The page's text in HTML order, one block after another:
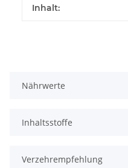
Inhalt:
Nährwerte
Inhaltsstoffe
Verzehrempfehlung